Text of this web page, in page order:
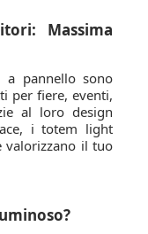
Massima
pannello sono
per fiere, eventi,
al loro design
i totem light
valorizzano il tuo